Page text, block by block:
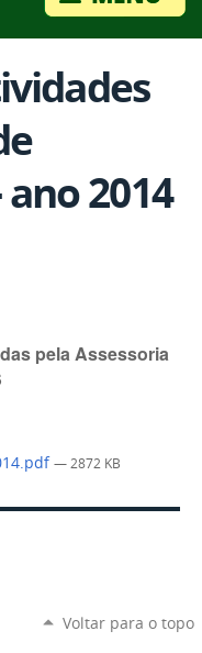
2014
pela Assessoria
— 2872 KB
Voltar para o topo